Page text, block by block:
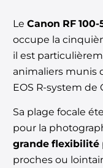
Le Canon RF 100-
occupe la
il est
animaliers munis
EOS R-system de
Sa plage focale
pour la
grande flexibilité
proches ou